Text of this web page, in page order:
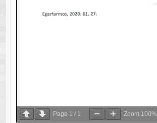
Page 1 / 1 Zoom 100%